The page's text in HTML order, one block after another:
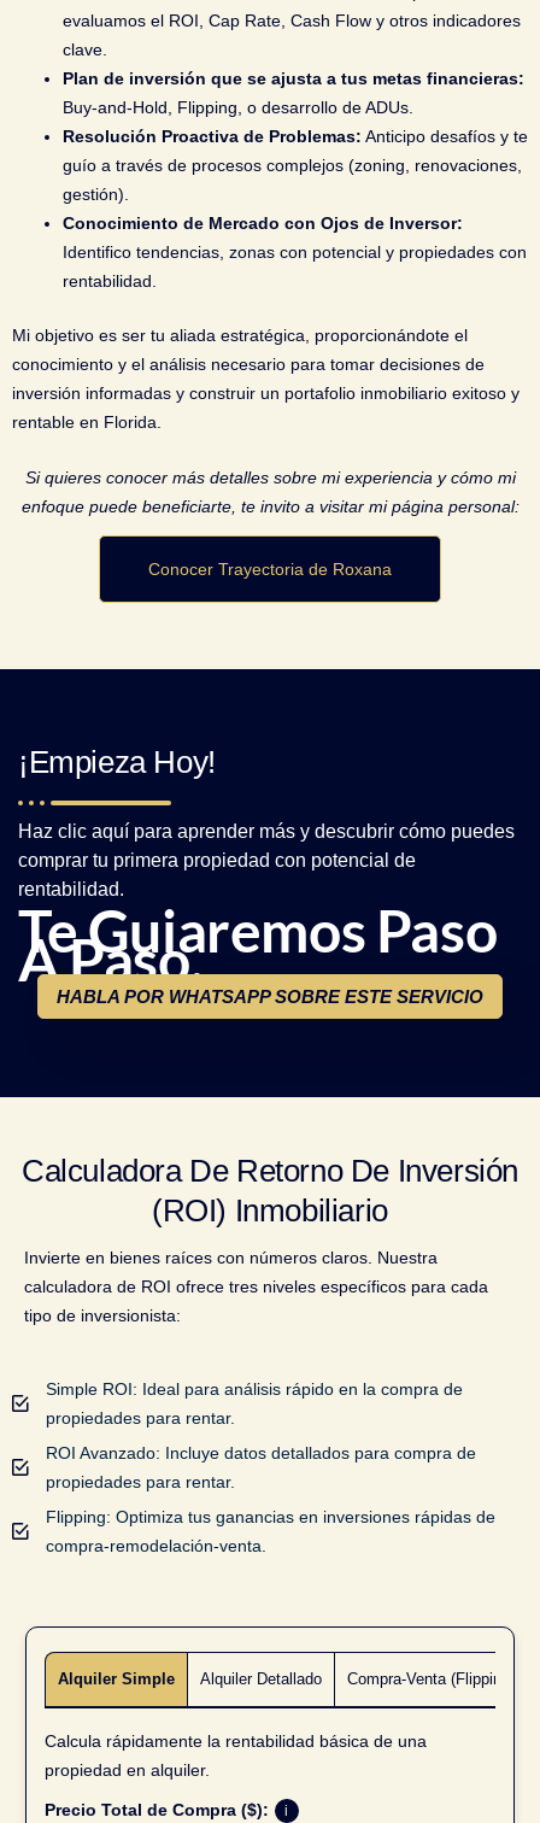
evaluamos el ROI, Cap Rate, Cash Flow y otros indicadores
clave.
Plan de inversión que se ajusta a tus metas financieras:
Buy-and-Hold, Flipping, o desarrollo de ADUs.
Resolución Proactiva de Problemas: Anticipo desafíos y te
guío a través de procesos complejos (zoning, renovaciones,
gestión).
Conocimiento de Mercado con Ojos de Inversor:
Identifico tendencias, zonas con potencial y propiedades con
rentabilidad.
Mi objetivo es ser tu aliada estratégica, proporcionándote el
conocimiento y el análisis necesario para tomar decisiones de
inversión informadas y construir un portafolio inmobiliario exitoso y
rentable en Florida.
Si quieres conocer más detalles sobre mi experiencia y cómo mi
enfoque puede beneficiarte, te invito a visitar mi página personal:
Conocer Trayectoria de Roxana
¡Empieza Hoy!
Haz clic aquí para aprender más y descubrir cómo puedes
comprar tu primera propiedad con potencial de
rentabilidad.
Te Guiaremos Paso
A Paso.
HABLA POR WHATSAPP SOBRE ESTE SERVICIO
Calculadora De Retorno De Inversión
(ROI) Inmobiliario
Invierte en bienes raíces con números claros. Nuestra
calculadora de ROI ofrece tres niveles específicos para cada
tipo de inversionista:
Simple ROI: Ideal para análisis rápido en la compra de
propiedades para rentar.
ROI Avanzado: Incluye datos detallados para compra de
propiedades para rentar.
Flipping: Optimiza tus ganancias en inversiones rápidas de
compra-remodelación-venta.
Alquiler Simple Alquiler Detallado Compra-Venta (Flipping)
Calcula rápidamente la rentabilidad básica de una
propiedad en alquiler.
Precio Total de Compra ($): i